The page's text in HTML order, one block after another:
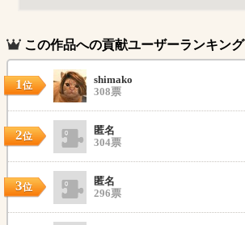
この作品への貢献ユーザーランキング
1位
shimako
308票
2位
匿名
304票
3位
匿名
296票